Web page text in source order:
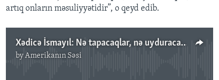
artıq onların məsuliyyətidir”, o qeyd edib.
Xədicə İsmayıl: Nə tapacaqlar, nə uyduracaqlar, bu artıq onların məsuliyyətidir
byAmerikanın Səsi